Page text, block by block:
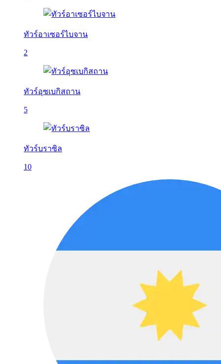
ทัวร์อาเซอร์ไบจาน
2
ทัวร์อุซเบกิสถาน
5
ทัวร์บราซิล
10